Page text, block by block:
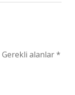
Gerekli alanlar*